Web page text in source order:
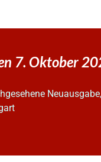
7. Oktober